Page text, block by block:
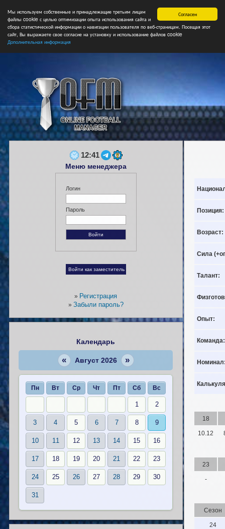
Согласен
Мы используем собственные и принадлежащие третьим лицам
файлы cookie с целью оптимизации опыта использования сайта и
сбора статистической информации о навигации пользователя по веб-страницам. Посещая этот
сайт, Вы выражаете свое согласие на установку и использование файлов cookie
Дополнительная информация
Главная Форум Турниры Сборные НФ Свободные
Позиция:
Возраст:
Сила
Талант:
Опыт:
Команда:
18
10.12
23
-
Сезон
24
12:41
Меню менеджера
Логин
Пароль
» Регистрация
» Забыли пароль?
Календарь
« Август 2026 »
Пн Вт Ср Чт Пт Сб Вс
1 2
3 4 5 6 7 8 9
10 11 12 13 14 15 16
17 18 19 20 21 22 23
24 25 26 27 28 29 30
31